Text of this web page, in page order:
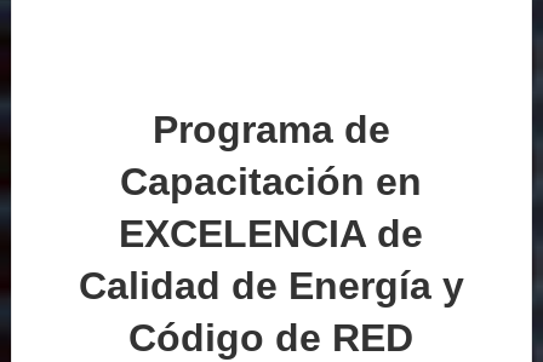
Programa de
Capacitación en
EXCELENCIA de
Calidad de Energía y
Código de RED